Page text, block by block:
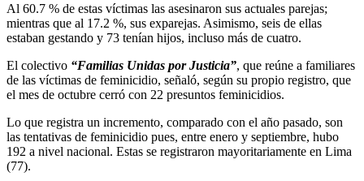
Al 60.7 % de estas víctimas las asesinaron sus actuales parejas;
mientras que al 17.2 %, sus exparejas. Asimismo, seis de ellas
estaban gestando y 73 tenían hijos, incluso más de cuatro.
El colectivo “Familias Unidas por Justicia”, que reúne a familiares
de las víctimas de feminicidio, señaló, según su propio registro, que
el mes de octubre cerró con 22 presuntos feminicidios.
Lo que registra un incremento, comparado con el año pasado, son
las tentativas de feminicidio pues, entre enero y septiembre, hubo
192 a nivel nacional. Estas se registraron mayoritariamente en Lima
(77).